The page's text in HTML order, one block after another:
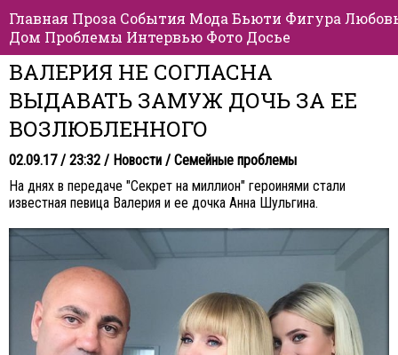
Главная Проза События Мода Бьюти Фигура
Дом Проблемы Интервью Фото Досье
ВАЛЕРИЯ НЕ СОГЛАСНА
ВЫДАВАТЬ ЗАМУЖ ДОЧЬ ЗА ЕЕ
ВОЗЛЮБЛЕННОГО
02.09.17 / 23:32 / Новости / Семейные проблемы
На днях в передаче "Секрет на миллион" героинями стали
известная певица Валерия и ее дочка Анна Шульгина.